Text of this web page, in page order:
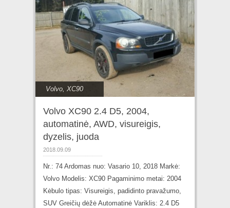
Volvo, XC90
Volvo XC90 2.4 D5, 2004,
automatinė, AWD, visureigis,
dyzelis, juoda
2018.09.09
Nr.: 74 Ardomas nuo: Vasario 10, 2018 Markė:
Volvo Modelis: XC90 Pagaminimo metai: 2004
Kėbulo tipas: Visureigis, padidinto pravažumo,
SUV Greičių dėžė Automatinė Variklis: 2.4 D5